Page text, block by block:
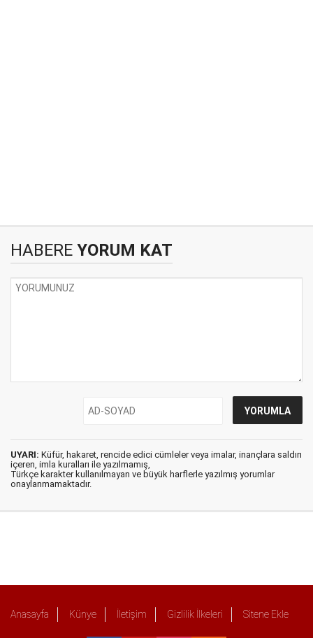
HABERE YORUM KAT
UYARI: Küfür, hakaret, rencide edici cümleler veya imalar, inançlara saldırı
içeren, imla kuralları ile yazılmamış,
Türkçe karakter kullanılmayan ve büyük harflerle yazılmış yorumlar
onaylanmamaktadır.
Anasayfa Künye İletişim Gizlilik İlkeleri Sitene Ekle